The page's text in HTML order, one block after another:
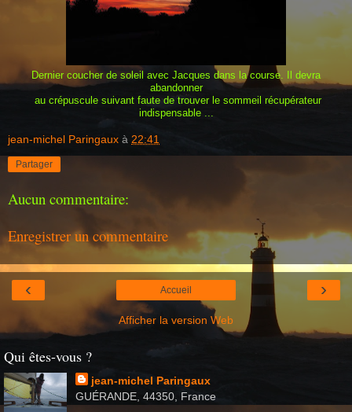
Dernier coucher de soleil avec Jacques dans la course. Il devra
abandonner
au crépuscule suivant faute de trouver le sommeil récupérateur
indispensable ...
jean-michel Paringaux à 22:41
Partager
Aucun commentaire:
Enregistrer un commentaire
‹ ›
Accueil
Afficher la version Web
Qui êtes-vous ?
jean-michel Paringaux
GUÉRANDE, 44350, France